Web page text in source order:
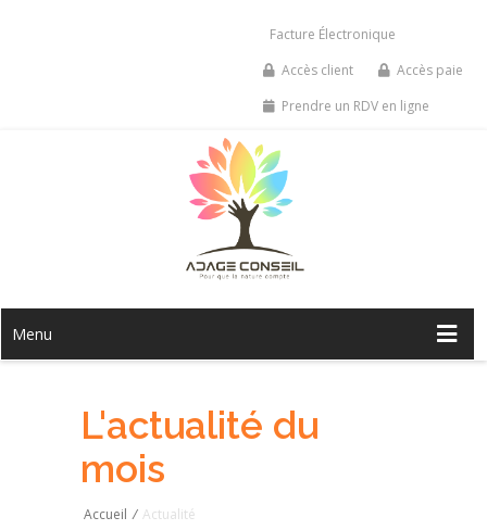
Facture Électronique
Accès client
Accès paie
Prendre un RDV en ligne
Menu
L'actualité du
mois
Accueil / Actualité